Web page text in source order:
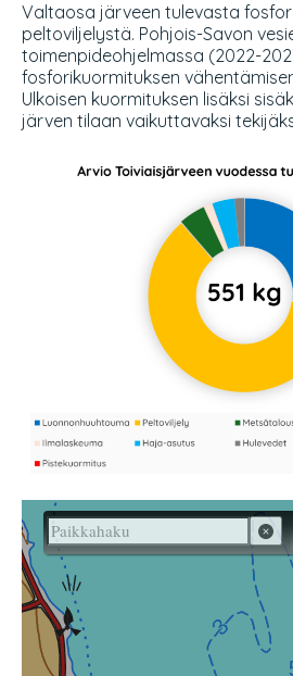
Valtaosa järveen tulevasta
peltoviljelystä. Pohjois-Savon
toimenpideohjelmassa (2022-
fosforikuormituksen
Ulkoisen kuormituksen lisäksi
järven tilaan vaikuttavaksi